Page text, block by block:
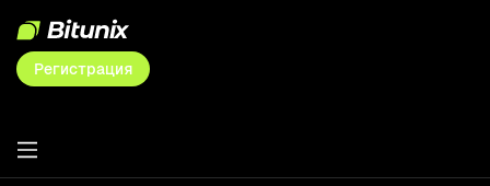
Регистрация